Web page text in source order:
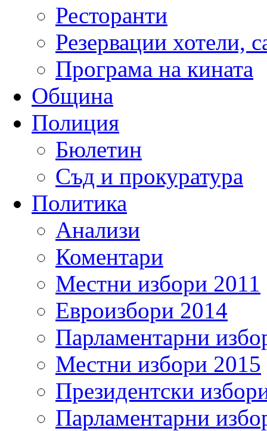
Ресторанти
Резервации хотели,
Програма на кината
Община
Полиция
Бюлетин
Съд и прокуратура
Политика
Анализи
Коментари
Местни избори 2011
Евроизбори 2014
Парламентарни
Местни избори 2015
Президентски
Парламентарни